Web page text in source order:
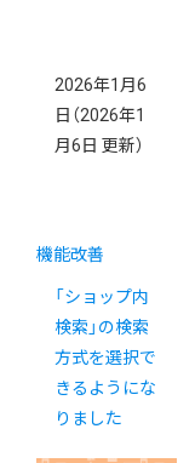
2026年1月6
日 （2026年1
月6日 更新）
機能改善
「ショップ内
検索」の検索
方式を選択で
きるようにな
りました